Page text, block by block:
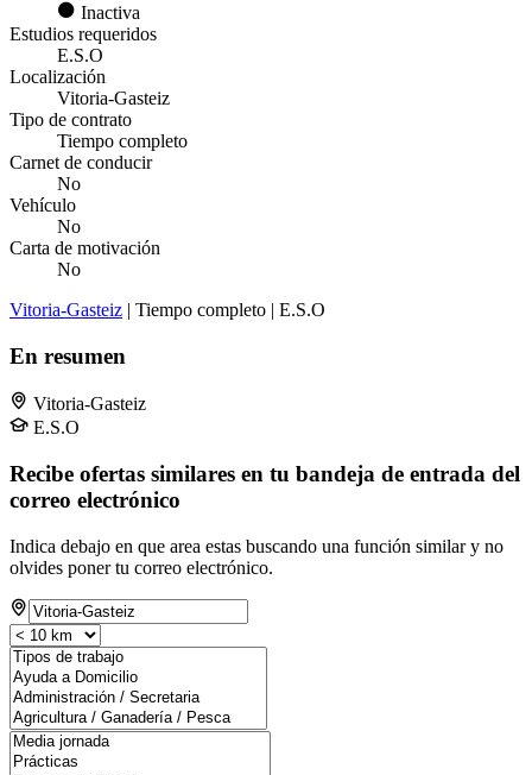
Inactiva
Estudios requeridos
E.S.O
Localización
Vitoria-Gasteiz
Tipo de contrato
Tiempo completo
Carnet de conducir
No
Vehículo
No
Carta de motivación
No
Vitoria-Gasteiz | Tiempo completo | E.S.O
En resumen
Vitoria-Gasteiz
E.S.O
Recibe ofertas similares en tu bandeja de entrada del
correo electrónico
Indica debajo en que area estas buscando una función similar y no
olvides poner tu correo electrónico.